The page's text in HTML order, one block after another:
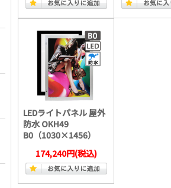
LEDライトパネル 屋外
防水 OKH49
B0（1030×1456）
174,240円(税込)